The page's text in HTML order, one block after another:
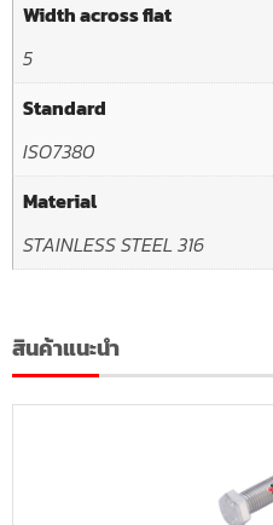
Width across flat
5
Standard
ISO7380
Material
STAINLESS STEEL 316
สินค้าแนะนำ